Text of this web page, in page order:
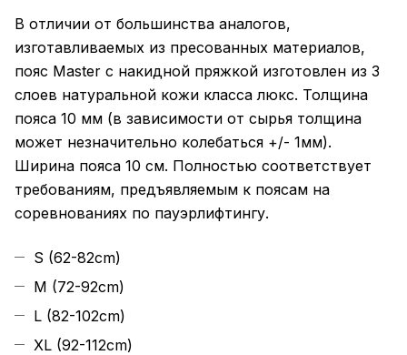
В отличии от большинства аналогов,
изготавливаемых из пресованных материалов,
пояс Master с накидной пряжкой изготовлен из 3
слоев натуральной кожи класса люкс. Толщина
пояса 10 мм (в зависимости от сырья толщина
может незначительно колебаться +/- 1мм).
Ширина пояса 10 см. Полностью соответствует
требованиям, предъявляемым к поясам на
соревнованиях по пауэрлифтингу.
S (62-82cm)
M (72-92cm)
L (82-102cm)
XL (92-112cm)